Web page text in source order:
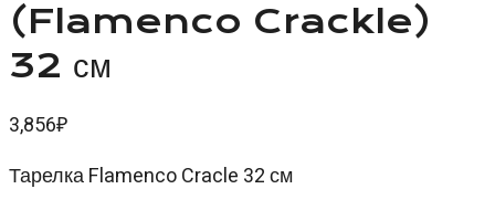
(Flamenco Crackle)
32 см
3,856₽
Тарелка Flamenco Cracle 32 см